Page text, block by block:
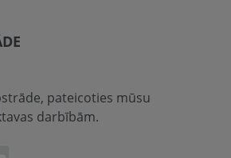
pateicoties mūsu
darbībām.